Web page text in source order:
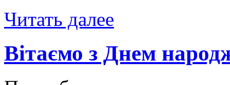
Читать далее
Вітаємо з Днем